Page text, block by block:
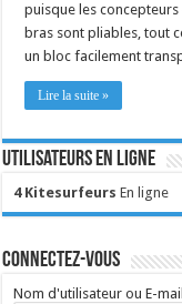
puisque les concepteurs
bras sont pliables, tout
un bloc facilement
Lire la suite »
Utilisateurs en ligne
4 Kitesurfeurs En ligne
Connectez-vous
Nom d'utilisateur ou E-mail